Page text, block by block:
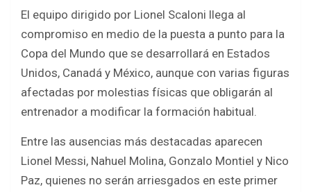
El equipo dirigido por Lionel Scaloni llega al
compromiso en medio de la puesta a punto para la
Copa del Mundo que se desarrollará en Estados
Unidos, Canadá y México, aunque con varias figuras
afectadas por molestias físicas que obligarán al
entrenador a modificar la formación habitual.
Entre las ausencias más destacadas aparecen
Lionel Messi, Nahuel Molina, Gonzalo Montiel y Nico
Paz, quienes no serán arriesgados en este primer